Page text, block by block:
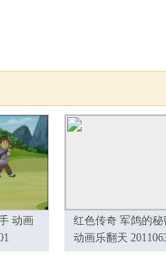
动画
红色传奇 军鸽的秘
动画乐翻天